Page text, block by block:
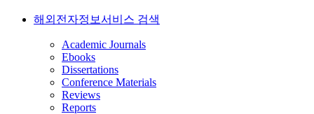
해외전자정보서비스 검색
Academic Journals
Ebooks
Dissertations
Conference Materials
Reviews
Reports